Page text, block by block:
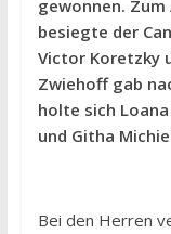
gewonnen.
besiegte der
Victor Koretzky
Zwiehoff gab
holte sich
und Githa
Bei den Herren